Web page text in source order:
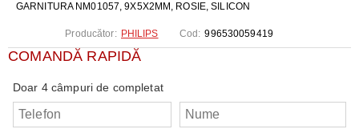
GARNITURA NM01057, 9X5X2MM, ROSIE, SILICON
Producător: PHILIPS Cod: 996530059419
COMANDĂ RAPIDĂ
Doar 4 câmpuri de completat